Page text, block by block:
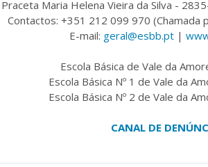
Praceta Maria Helena Vieira da Silva -
Contactos: +351 212 099 970 (Chamada
E-mail: geral@esbb.pt |
Escola Básica de Vale da
Escola Básica Nº 1 de Vale da
Escola Básica Nº 2 de Vale da
CANAL DE